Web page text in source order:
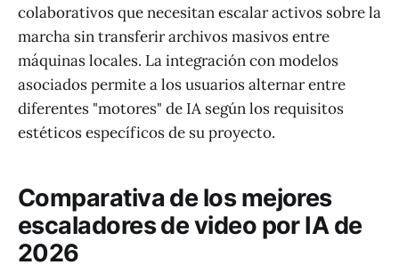
colaborativos que necesitan escalar activos sobre la
marcha sin transferir archivos masivos entre
máquinas locales. La integración con modelos
asociados permite a los usuarios alternar entre
diferentes "motores" de IA según los requisitos
estéticos específicos de su proyecto.
Comparativa de los mejores
escaladores de video por IA de
2026